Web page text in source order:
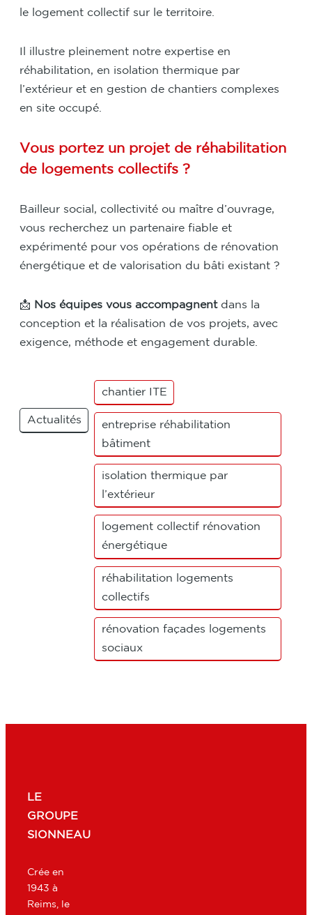
le logement collectif sur le territoire.
Il illustre pleinement notre expertise en
réhabilitation, en isolation thermique par
l’extérieur et en gestion de chantiers complexes
en site occupé.
Vous portez un projet de réhabilitation
de logements collectifs ?
Bailleur social, collectivité ou maître d’ouvrage,
vous recherchez un partenaire fiable et
expérimenté pour vos opérations de rénovation
énergétique et de valorisation du bâti existant ?
📩 Nos équipes vous accompagnentdans la
conception et la réalisation de vos projets, avec
exigence, méthode et engagement durable.
Actualités
chantier ITE
entreprise réhabilitation
bâtiment
isolation thermique par
l’extérieur
logement collectif rénovation
énergétique
réhabilitation logements
collectifs
rénovation façades logements
sociaux
LE
GROUPE
SIONNEAU
Crée en
1943 à
Reims, le